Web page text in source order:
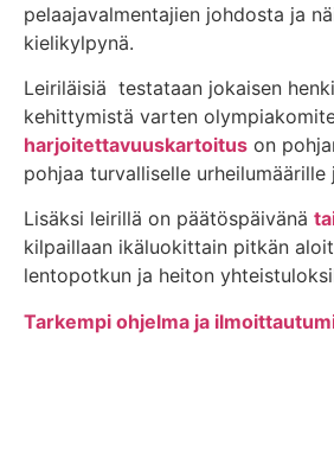
pelaajavalmentajien johdosta ja
kielikylpynä.
Leiriläisiä testataan jokaisen
kehittymistä varten
harjoitettavuuskartoitus on
pohjaa turvalliselle urheilumäärille
Lisäksi leirillä on päätöspäivänä
kilpaillaan ikäluokittain pitkän
lentopotkun ja heiton
Tarkempi ohjelma ja